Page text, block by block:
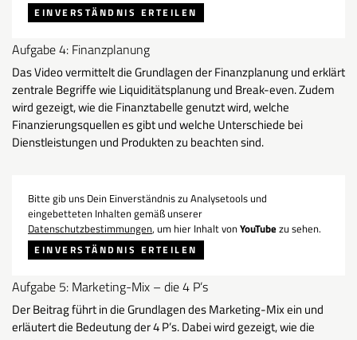
Aufgabe 4: Finanzplanung
Das Video vermittelt die Grundlagen der Finanzplanung und erklärt
zentrale Begriffe wie Liquiditätsplanung und Break-even. Zudem
wird gezeigt, wie die Finanztabelle genutzt wird, welche
Finanzierungsquellen es gibt und welche Unterschiede bei
Dienstleistungen und Produkten zu beachten sind.
EINVERSTÄNDNIS ERTEILEN
Aufgabe 5: Marketing-Mix – die 4 P’s
Der Beitrag führt in die Grundlagen des Marketing-Mix ein und
erläutert die Bedeutung der 4 P’s. Dabei wird gezeigt, wie die
Bitte gib uns Dein Einverständnis zu Analysetools und
eingebetteten Inhalten gemäß unserer
Datenschutzbestimmungen, um hier Inhalt vonYouTubezu sehen.
EINVERSTÄNDNIS ERTEILEN